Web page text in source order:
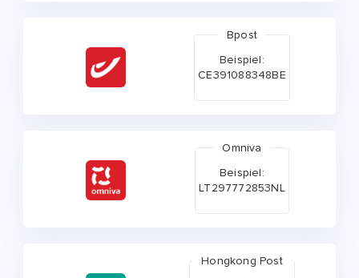
Bpost
Beispiel:
CE391088348BE
Omniva
Beispiel:
LT297772853NL
Hongkong Post